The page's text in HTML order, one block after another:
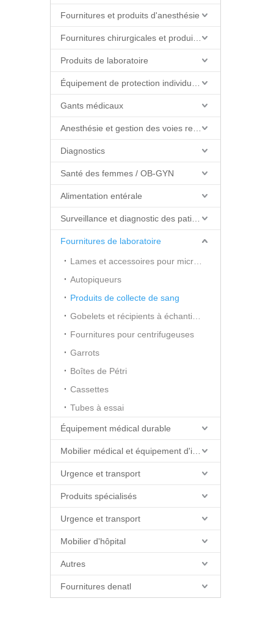
Fournitures et produits d'anesthésie
Produits de laboratoire
Gants médicaux
Diagnostics
Santé des femmes / OB-GYN
Alimentation entérale
Fournitures de laboratoire
Autopiqueurs
Produits de collecte de sang
Fournitures pour centrifugeuses
Garrots
Boîtes de Pétri
Cassettes
Tubes à essai
Équipement médical durable
Urgence et transport
Produits spécialisés
Urgence et transport
Mobilier d'hôpital
Autres
Fournitures denatl